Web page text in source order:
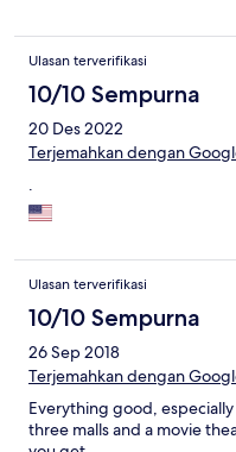
Ulasan terverifikasi
10/10 Sempurna
20 Des 2022
Terjemahkan dengan
.
Ulasan terverifikasi
10/10 Sempurna
26 Sep 2018
Terjemahkan dengan
Everything good,
three malls and a movie